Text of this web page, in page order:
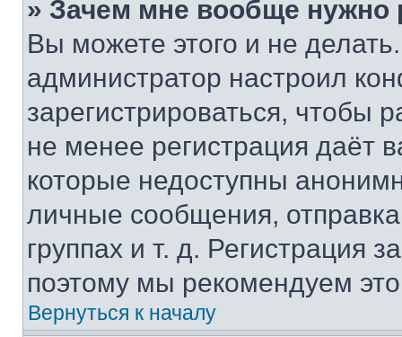
» Зачем мне вообще нужно
Вы можете этого и не
администратор настроил
зарегистрироваться, чтобы
не менее регистрация даёт
которые недоступны
личные сообщения,
группах и т. д. Регистрация
поэтому мы рекомендуем
Вернуться к началу